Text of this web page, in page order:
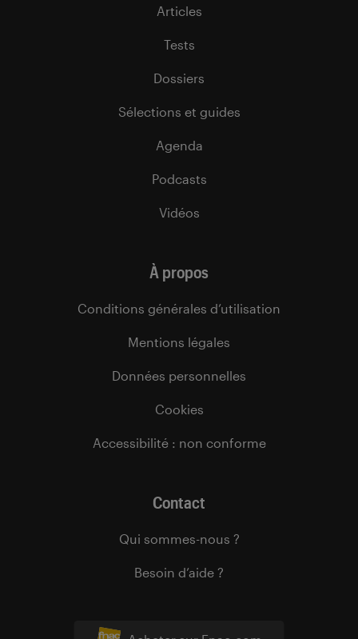
Articles
Tests
Dossiers
Sélections et guides
Agenda
Podcasts
Vidéos
À propos
Conditions générales d’utilisation
Mentions légales
Données personnelles
Cookies
Accessibilité : non conforme
Contact
Qui sommes-nous ?
Besoin d’aide ?